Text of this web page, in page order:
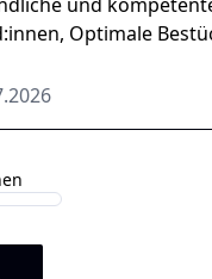
Optimale